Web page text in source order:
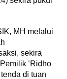
MH melalui
sekira
‘Ridho
di tuan